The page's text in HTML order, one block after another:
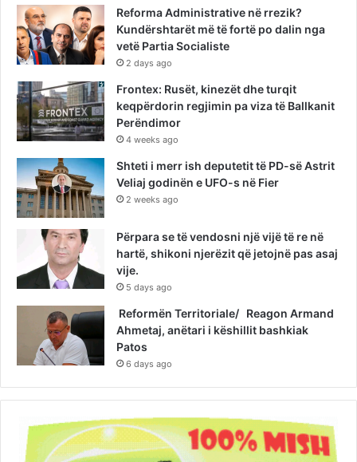
Reforma Administrative në rrezik?
Kundërshtarët më të fortë po dalin nga
vetë Partia Socialiste
2 days ago
Frontex: Rusët, kinezët dhe turqit
keqpërdorin regjimin pa viza të Ballkanit
Perëndimor
4 weeks ago
Shteti i merr ish deputetit të PD-së Astrit
Veliaj godinën e UFO-s në Fier
2 weeks ago
Përpara se të vendosni një vijë të re në
hartë, shikoni njerëzit që jetojnë pas asaj
vije.
5 days ago
Reformën Territoriale/ Reagon Armand
Ahmetaj, anëtari i këshillit bashkiak
Patos
6 days ago